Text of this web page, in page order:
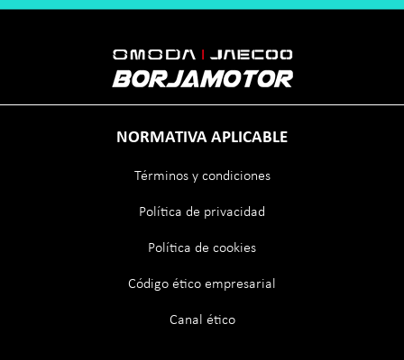
NORMATIVA APLICABLE
Términos y condiciones
Política de privacidad
Política de cookies
Código ético empresarial
Canal ético